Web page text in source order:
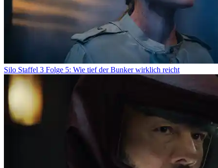
Silo Staffel 3 Folge 5: Wie tief der Bunker wirklich reicht